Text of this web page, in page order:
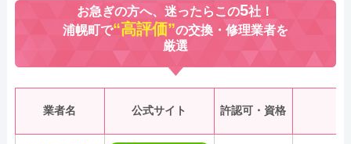
お急ぎの方へ、迷ったらこの5社！
浦幌町で“高評価”の交換・修理業者を
厳選
業者名 公式サイト 許認可・資格